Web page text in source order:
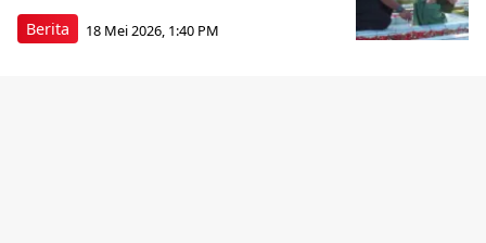
Berita 18 Mei 2026, 1:40 PM